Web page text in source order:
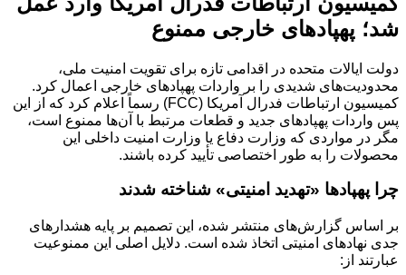
شد؛ پهپادهای خارجی ممنوع
دولت ایالات متحده در اقدامی تازه برای تقویت امنیت ملی،
محدودیت‌های شدیدی را بر واردات پهپادهای خارجی اعمال کرد.
کمیسیون ارتباطات فدرال آمریکا (FCC) رسماً اعلام کرد که از این
پس واردات پهپادهای جدید و قطعات مرتبط با آن‌ها ممنوع است،
مگر در مواردی که وزارت دفاع یا وزارت امنیت داخلی این
محصولات را به طور اختصاصی تأیید کرده باشند.
چرا پهپادها «تهدید امنیتی» شناخته شدند
بر اساس گزارش‌های منتشر شده، این تصمیم بر پایه هشدارهای
جدی نهادهای امنیتی اتخاذ شده است. دلایل اصلی این ممنوعیت
عبارتند از: